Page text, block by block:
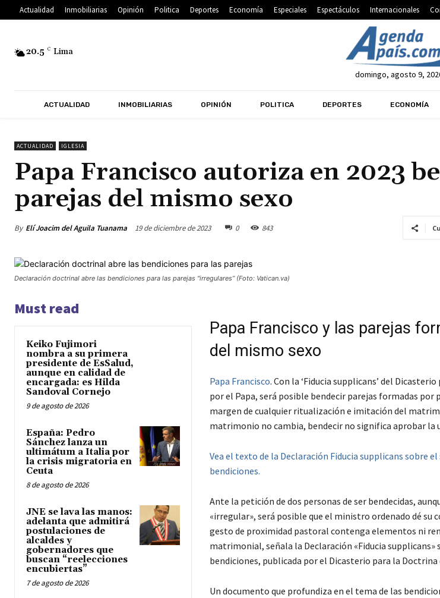
Actualidad Inmobiliarias Opinión Politica Deportes Economía Especiales Espectáculos Internacionales
20.5 C Lima
domingo, agosto 9,
ACTUALIDAD INMOBILIARIAS OPINIÓN POLITICA DEPORTES ECONOMÍA
ACTUALIDAD IGLESIA
Papa Francisco autoriza en 2023
parejas del mismo sexo
By Elí Joacim del Aguila Tuanama 19 de diciembre de 2023 0 843
Declaración doctrinal abre las bendiciones para las parejas "irregulares” (Foto: Vatican.va)
Must read
Keiko Fujimori
nombra a su primera
presidente de EsSalud,
aunque en calidad de
encargada: es Hilda
Sandoval Cornejo
9 de agosto de 2026
España: Pedro
Sánchez lanza un
ultimátum a Italia por
la crisis migratoria en
Ceuta
8 de agosto de 2026
JNE se lava las manos:
adelanta que admitirá
postulaciones de
alcaldes y
gobernadores que
buscan “reelecciones
encubiertas”
7 de agosto de 2026
Papa Francisco y las parejas
del mismo sexo
Papa Francisco. Con la ‘Fiducia supplicans’ del
por el Papa, será posible bendecir parejas formadas por
margen de cualquier ritualización e imitación del
matrimonio no cambia, bendecir no significa aprobar la
Vea el texto de la Declaración Fiducia supplicans sobre
bendiciones.
Ante la petición de dos personas de ser bendecidas,
«irregular», será posible que el ministro ordenado dé su
gesto de proximidad pastoral contenga elementos ni
matrimonial, señala la Declaración «Fiducia
bendiciones, publicada por el Dicasterio para la Doctrina
Un documento que profundiza en el tema de las